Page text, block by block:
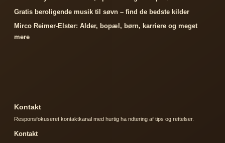
Gratis beroligende musik til søvn – find de bedste kilder
Mirco Reimer-Elster: Alder, bopæl, børn, karriere og meget
mere
Kontakt
Responsfokuseret kontaktkanal med hurtig ha ndtering af tips og rettelser.
Kontakt